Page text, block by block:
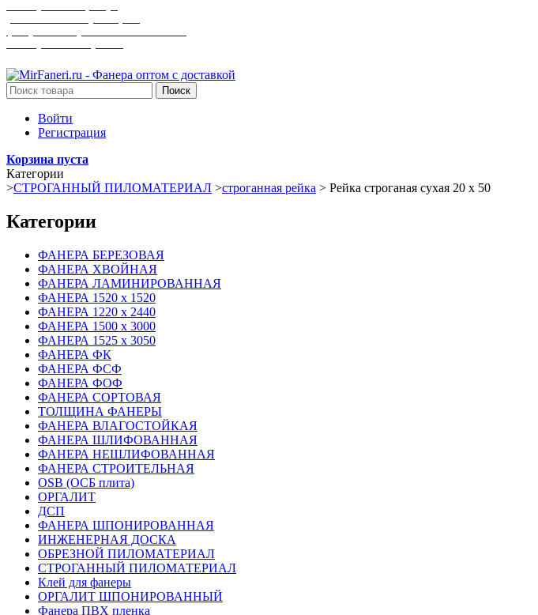
Поиск
Войти
Регистрация
Корзина пуста
Категории
>СТРОГАННЫЙ ПИЛОМАТЕРИАЛ >строганная рейка > Рейка строганая сухая 20 х 50
Категории
ФАНЕРА БЕРЕЗОВАЯ
ФАНЕРА ХВОЙНАЯ
ФАНЕРА ЛАМИНИРОВАННАЯ
ФАНЕРА 1520 х 1520
ФАНЕРА 1220 х 2440
ФАНЕРА 1500 х 3000
ФАНЕРА 1525 х 3050
ФАНЕРА ФК
ФАНЕРА ФСФ
ФАНЕРА ФОФ
ФАНЕРА СОРТОВАЯ
ТОЛЩИНА ФАНЕРЫ
ФАНЕРА ВЛАГОСТОЙКАЯ
ФАНЕРА ШЛИФОВАННАЯ
ФАНЕРА НЕШЛИФОВАННАЯ
ФАНЕРА СТРОИТЕЛЬНАЯ
OSB (ОСБ плита)
ОРГАЛИТ
ДСП
ФАНЕРА ШПОНИРОВАННАЯ
ИНЖЕНЕРНАЯ ДОСКА
ОБРЕЗНОЙ ПИЛОМАТЕРИАЛ
СТРОГАННЫЙ ПИЛОМАТЕРИАЛ
Клей для фанеры
ОРГАЛИТ ШПОНИРОВАННЫЙ
Фанера ПВХ пленка